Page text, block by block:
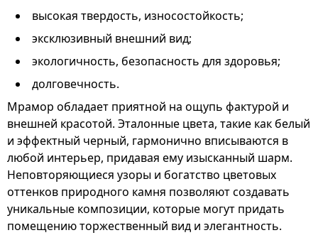
высокая твердость, износостойкость;
эксклюзивный внешний вид;
экологичность, безопасность для здоровья;
долговечность.
Мрамор обладает приятной на ощупь фактурой и
внешней красотой. Эталонные цвета, такие как белый
и эффектный черный, гармонично вписываются в
любой интерьер, придавая ему изысканный шарм.
Неповторяющиеся узоры и богатство цветовых
оттенков природного камня позволяют создавать
уникальные композиции, которые могут придать
помещению торжественный вид и элегантность.